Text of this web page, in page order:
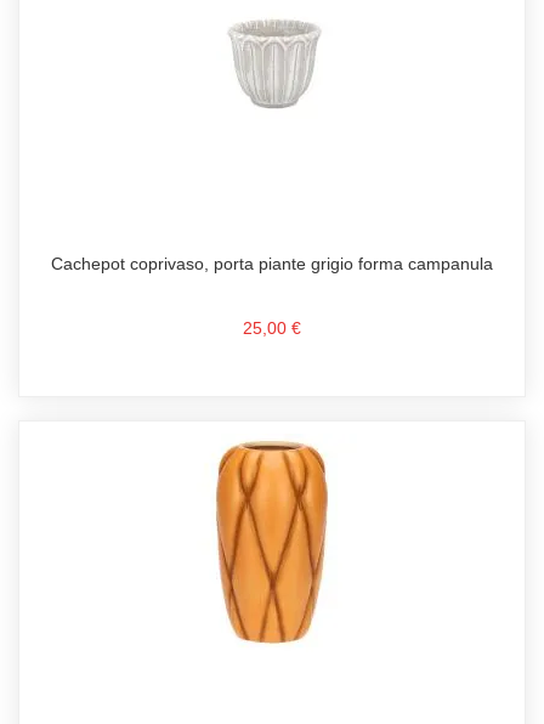
Cachepot coprivaso, porta piante grigio forma campanula
25,00 €